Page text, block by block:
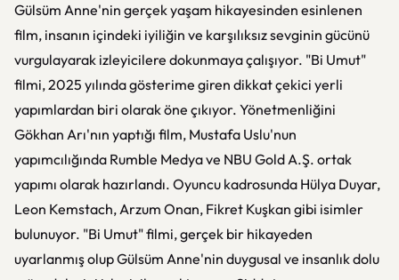
Gülsüm Anne'nin gerçek yaşam hikayesinden esinlenen
film, insanın içindeki iyiliğin ve karşılıksız sevginin gücünü
vurgulayarak izleyicilere dokunmaya çalışıyor. "Bi Umut"
filmi, 2025 yılında gösterime giren dikkat çekici yerli
yapımlardan biri olarak öne çıkıyor. Yönetmenliğini
Gökhan Arı'nın yaptığı film, Mustafa Uslu'nun
yapımcılığında Rumble Medya ve NBU Gold A.Ş. ortak
yapımı olarak hazırlandı. Oyuncu kadrosunda Hülya Duyar,
Leon Kemstach, Arzum Onan, Fikret Kuşkan gibi isimler
bulunuyor. "Bi Umut" filmi, gerçek bir hikayeden
uyarlanmış olup Gülsüm Anne'nin duygusal ve insanlık dolu